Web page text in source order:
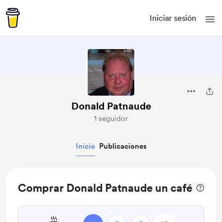
Iniciar sesión
Donald Patnaude
1 seguidor
Inicio Publicaciones
Comprar Donald Patnaude un café